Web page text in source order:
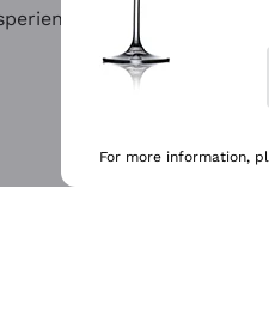
buona e lo
For more information,